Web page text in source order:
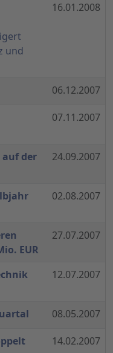
und
16.01.2008
06.12.2007
07.11.2007
der
24.09.2007
02.08.2007
EUR
27.07.2007
12.07.2007
08.05.2007
14.02.2007